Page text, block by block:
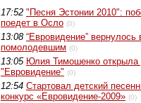
17:52 "Песня Эстонии 2010":
поедет в Осло (0)
13:08 “Евровидение” вернулось
помолодевшим (0)
13:05 Юлия Тимошенко открыла
"Евровидение" (0)
12:54 Стартовал детский
конкурс «Евровидение-2009» (0)